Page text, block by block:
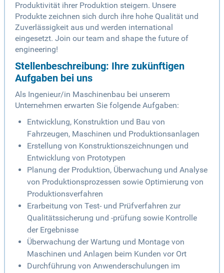
Produktivität ihrer Produktion steigern. Unsere
Produkte zeichnen sich durch ihre hohe Qualität und
Zuverlässigkeit aus und werden international
eingesetzt. Join our team and shape the future of
engineering!
Stellenbeschreibung: Ihre zukünftigen
Aufgaben bei uns
Als Ingenieur/in Maschinenbau bei unserem
Unternehmen erwarten Sie folgende Aufgaben:
Entwicklung, Konstruktion und Bau von
Fahrzeugen, Maschinen und Produktionsanlagen
Erstellung von Konstruktionszeichnungen und
Entwicklung von Prototypen
Planung der Produktion, Überwachung und Analyse
von Produktionsprozessen sowie Optimierung von
Produktionsverfahren
Erarbeitung von Test- und Prüfverfahren zur
Qualitätssicherung und -prüfung sowie Kontrolle
der Ergebnisse
Überwachung der Wartung und Montage von
Maschinen und Anlagen beim Kunden vor Ort
Durchführung von Anwenderschulungen im